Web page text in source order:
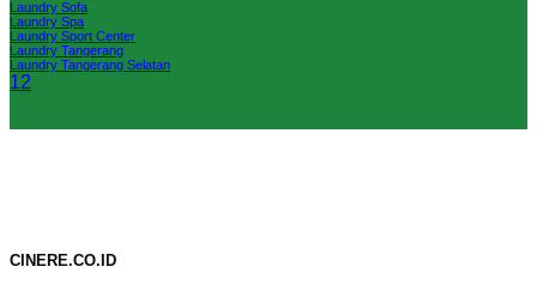
Laundry Sofa
Laundry Spa
Laundry Sport Center
Laundry Tangerang
Laundry Tangerang Selatan
12
CINERE.CO.ID